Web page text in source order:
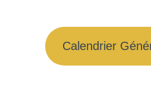
Calendrier